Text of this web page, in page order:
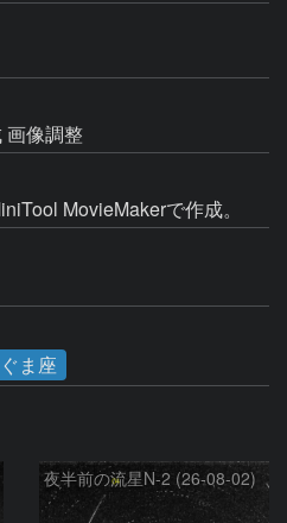
画像調整
MovieMakerで作成。
ま座
夜半前の流星N-2 (26-08-02)